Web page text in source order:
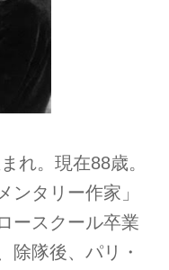
れ。現在88歳。
ンタリー作家」
ースクール卒業
除隊後、パリ・